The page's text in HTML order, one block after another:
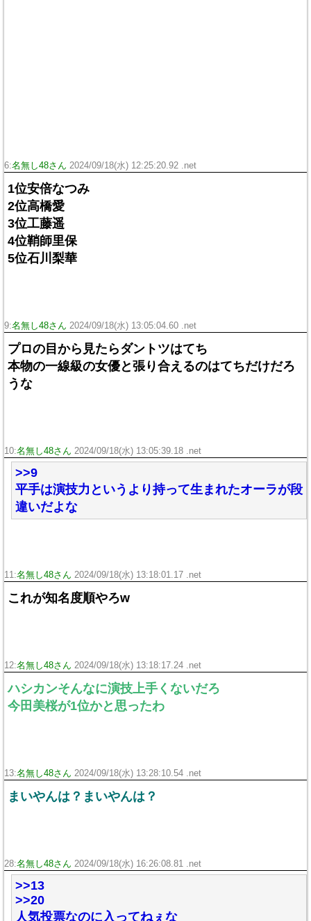
6:名無し48さん 2024/09/18(水) 12:25:20.92 .net
1位安倍なつみ
2位高橋愛
3位工藤遥
4位鞘師里保
5位石川梨華
9:名無し48さん 2024/09/18(水) 13:05:04.60 .net
プロの目から見たらダントツはてち
本物の一線級の女優と張り合えるのはてちだけだろ
うな
10:名無し48さん 2024/09/18(水) 13:05:39.18 .net
>>9
平手は演技力というより持って生まれたオーラが段
違いだよな
11:名無し48さん 2024/09/18(水) 13:18:01.17 .net
これが知名度順やろw
12:名無し48さん 2024/09/18(水) 13:18:17.24 .net
ハシカンそんなに演技上手くないだろ
今田美桜が1位かと思ったわ
13:名無し48さん 2024/09/18(水) 13:28:10.54 .net
まいやんは？まいやんは？
28:名無し48さん 2024/09/18(水) 16:26:08.81 .net
>>13
>>20
人気投票なのに入ってねぇな